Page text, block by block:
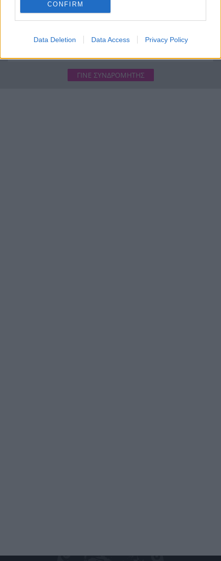
CONFIRM
Data Deletion Data Access Privacy Policy
ΓΙΝΕ ΣΥΝΔΡΟΜΗΤΗΣ